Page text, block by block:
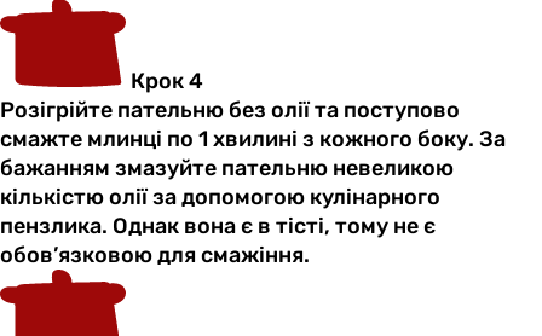
Крок 4
Розігрійте пательню без олії та поступово
смажте млинці по 1 хвилині з кожного боку. За
бажанням змазуйте пательню невеликою
кількістю олії за допомогою кулінарного
пензлика. Однак вона є в тісті, тому не є
обов’язковою для смажіння.